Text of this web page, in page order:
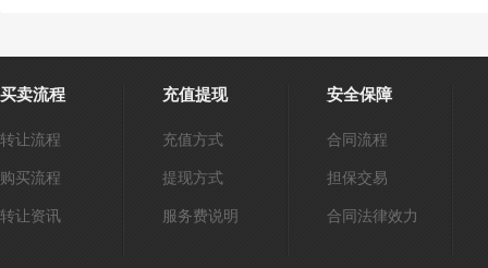
买卖流程
转让流程
购买流程
转让资讯
充值提现
充值方式
提现方式
服务费说明
安全保障
合同流程
担保交易
合同法律效力